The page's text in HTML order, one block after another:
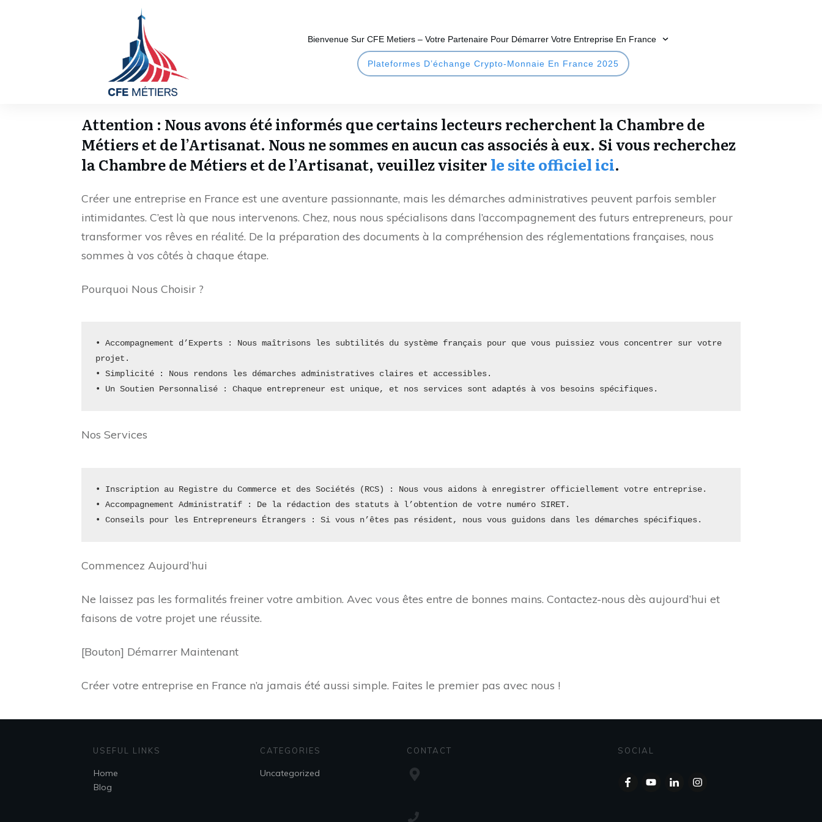
Bienvenue Sur CFE Metiers – Votre Partenaire Pour Démarrer Votre Entreprise En France
Plateformes D’échange Crypto-Monnaie En France 2025
Attention : Nous avons été informés que certains lecteurs recherchent la Chambre de
Métiers et de l’Artisanat. Nous ne sommes en aucun cas associés à eux. Si vous recherchez
la Chambre de Métiers et de l’Artisanat, veuillez visiter le site officiel ici.
Créer une entreprise en France est une aventure passionnante, mais les démarches administratives peuvent parfois sembler
intimidantes. C’est là que nous intervenons. Chez, nous nous spécialisons dans l’accompagnement des futurs entrepreneurs, pour
transformer vos rêves en réalité. De la préparation des documents à la compréhension des réglementations françaises, nous
sommes à vos côtés à chaque étape.
Pourquoi Nous Choisir ?
• Accompagnement d’Experts : Nous maîtrisons les subtilités du système français pour que vous puissiez vous concentrer sur votre
projet.
• Simplicité : Nous rendons les démarches administratives claires et accessibles.
• Un Soutien Personnalisé : Chaque entrepreneur est unique, et nos services sont adaptés à vos besoins spécifiques.
Nos Services
• Inscription au Registre du Commerce et des Sociétés (RCS) : Nous vous aidons à enregistrer officiellement votre entreprise.
• Accompagnement Administratif : De la rédaction des statuts à l’obtention de votre numéro SIRET.
• Conseils pour les Entrepreneurs Étrangers : Si vous n’êtes pas résident, nous vous guidons dans les démarches spécifiques.
Commencez Aujourd’hui
Ne laissez pas les formalités freiner votre ambition. Avec vous êtes entre de bonnes mains. Contactez-nous dès aujourd’hui et
faisons de votre projet une réussite.
[Bouton] Démarrer Maintenant
Créer votre entreprise en France n’a jamais été aussi simple. Faites le premier pas avec nous !
USEFUL LINKS
Home
Blog
CATEGORIES
Uncategorized
CONTACT SOCIAL